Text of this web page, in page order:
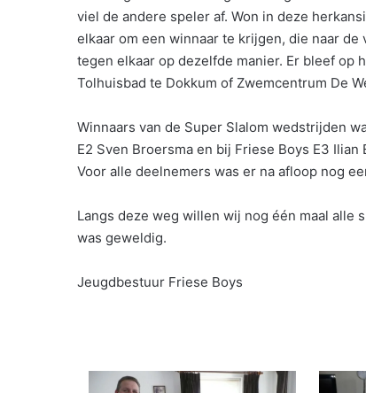
viel de andere speler af. Won in deze
elkaar om een winnaar te krijgen, die naar
tegen elkaar op dezelfde manier. Er bleef op
Tolhuisbad te Dokkum of Zwemcentrum De
Winnaars van de Super Slalom wedstrijden
E2 Sven Broersma en bij Friese Boys E3
Voor alle deelnemers was er na afloop nog
Langs deze weg willen wij nog één maal alle
was geweldig.
Jeugdbestuur Friese Boys